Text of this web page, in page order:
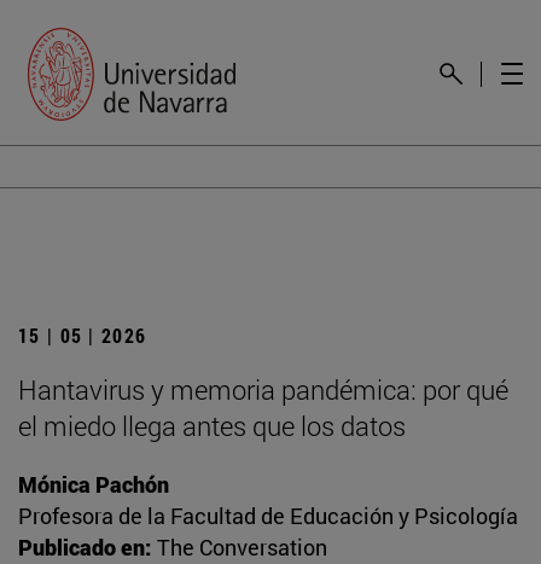
15 | 05 | 2026
Hantavirus y memoria pandémica: por qué
el miedo llega antes que los datos
Mónica Pachón
Profesora de la Facultad de Educación y Psicología
Publicado en: The Conversation